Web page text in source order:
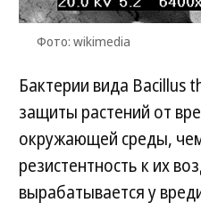
Фото: wikimedia
Бактерии вида Bacillus
защиты растений от
окружающей среды,
резистентность к их
вырабатывается у